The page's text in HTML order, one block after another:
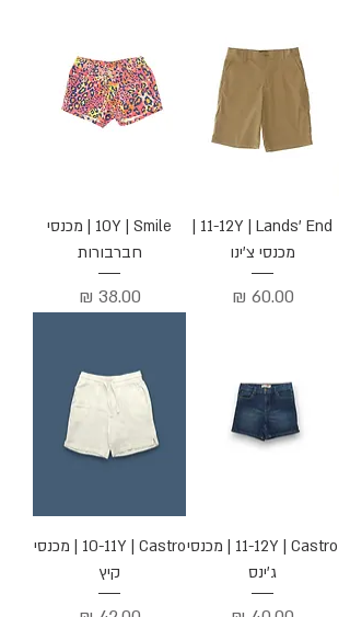
11-12Y | Lands' End |
מכנסי צ'ינו
מחיר
10Y | Smile | מכנסי
חברבורות
מחיר
11-12Y | Castro | מכנסי
ג'ינס
10-11Y | Castro | מכנסי
קיץ